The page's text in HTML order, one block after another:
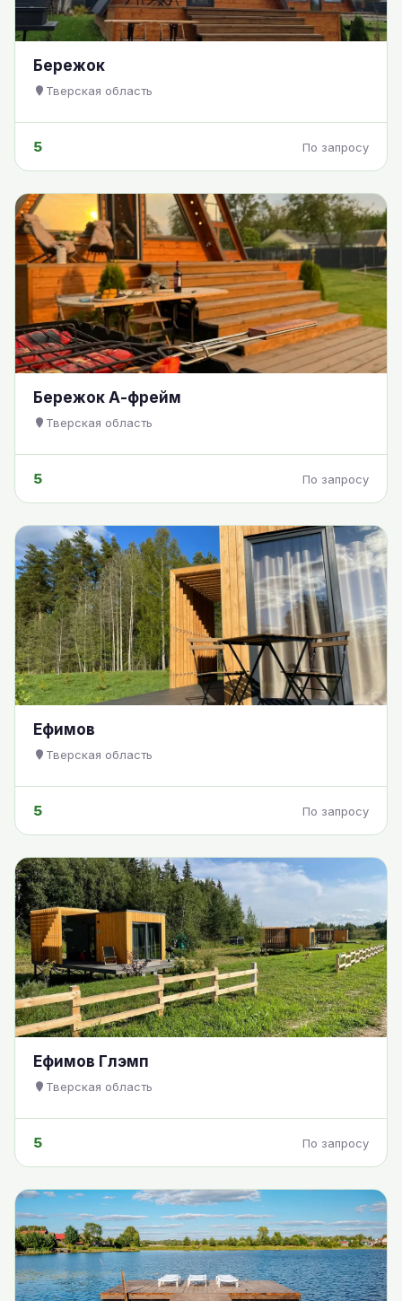
Бережок
Тверская область
5 По запросу
Бережок А-фрейм
Тверская область
5 По запросу
Ефимов
Тверская область
5 По запросу
Ефимов Глэмп
Тверская область
5 По запросу